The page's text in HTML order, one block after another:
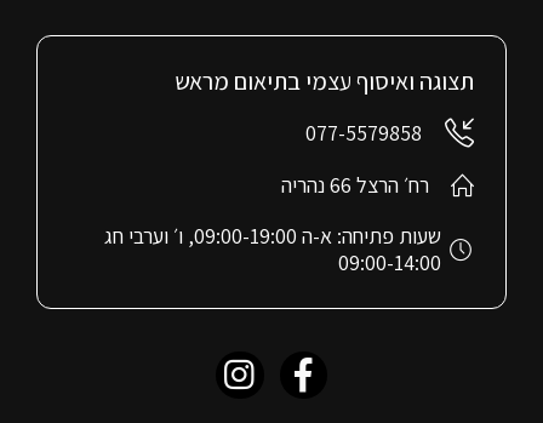
תצוגה ואיסוף עצמי בתיאום מראש
077-5579858
רח׳ הרצל 66 נהריה
שעות פתיחה: א-ה 09:00-19:00, ו׳ וערבי חג
09:00-14:00